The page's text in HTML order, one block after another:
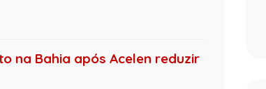
na Bahia após Acelen reduzir